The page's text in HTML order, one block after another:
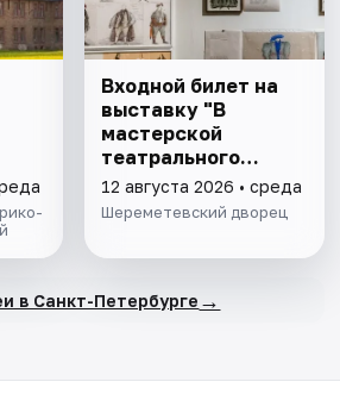
Входной билет на
выставку "В
мастерской
театрального
художника"
12 августа 2026 • среда
Шереметевский дворец
в Санкт-Петербурге →